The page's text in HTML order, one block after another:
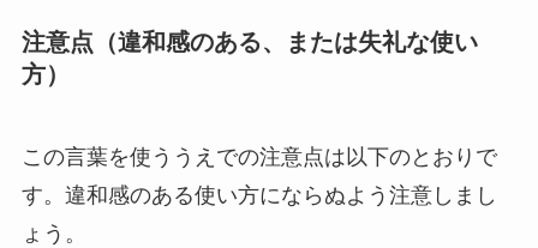
注意点（違和感のある、または失礼な使い
方）
この言葉を使ううえでの注意点は以下のとおりで
す。違和感のある使い方にならぬよう注意しまし
ょう。